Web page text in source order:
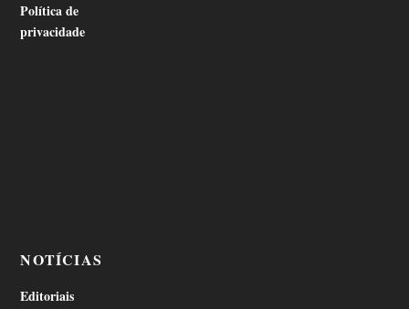
Política de
privacidade
NOTÍCIAS
Editoriais